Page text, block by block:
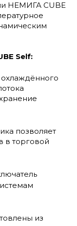
НЕМИГА CUBE
Self:
позволяет
в торговой
из